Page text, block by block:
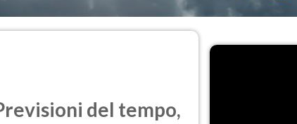
del tempo,